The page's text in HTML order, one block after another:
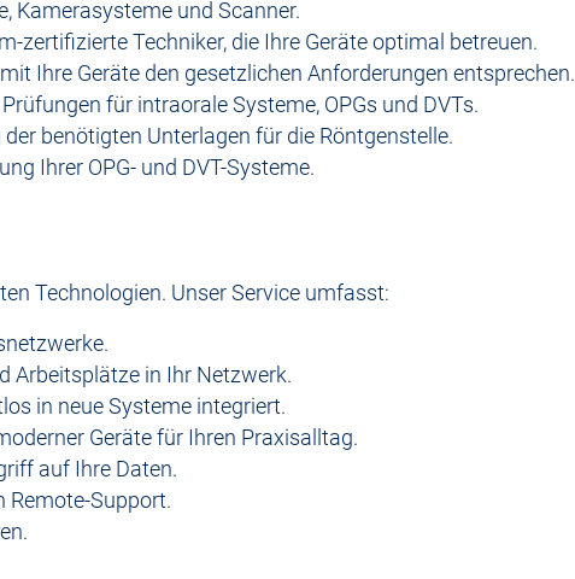
Kamerasysteme und Scanner.
zertifizierte Techniker, die Ihre Geräte optimal betreuen.
Ihre Geräte den gesetzlichen Anforderungen entsprechen.
für intraorale Systeme, OPGs und DVTs.
benötigten Unterlagen für die Röntgenstelle.
Ihrer OPG- und DVT-Systeme.
Technologien. Unser Service umfasst:
Arbeitsplätze in Ihr Netzwerk.
in neue Systeme integriert.
Geräte für Ihren Praxisalltag.
auf Ihre Daten.
Remote-Support.